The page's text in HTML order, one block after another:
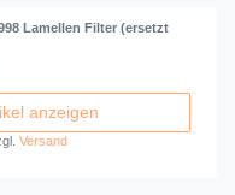
Lamellen Filter (ersetzt
anzeigen
Versand